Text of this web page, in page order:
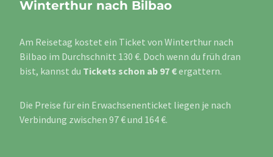
Winterthur nach Bilbao
Am Reisetag kostet ein Ticket von Winterthur nach
Bilbao im Durchschnitt 130 €. Doch wenn du früh dran
bist, kannst du Tickets schon ab 97 €ergattern.
Die Preise für ein Erwachsenenticket liegen je nach
Verbindung zwischen 97 € und 164 €.